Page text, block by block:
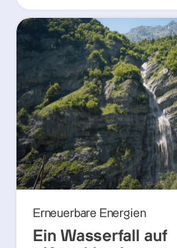
Erneuerbare Energien
Ein Wasserfall auf